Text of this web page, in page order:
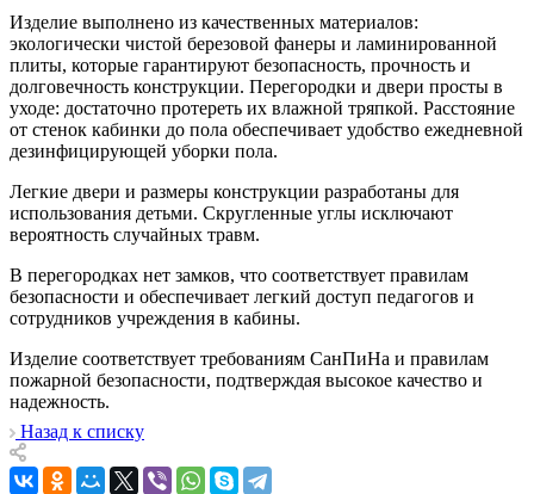
Изделие выполнено из качественных материалов:
экологически чистой березовой фанеры и ламинированной
плиты, которые гарантируют безопасность, прочность и
долговечность конструкции. Перегородки и двери просты в
уходе: достаточно протереть их влажной тряпкой. Расстояние
от стенок кабинки до пола обеспечивает удобство ежедневной
дезинфицирующей уборки пола.
Легкие двери и размеры конструкции разработаны для
использования детьми. Скругленные углы исключают
вероятность случайных травм.
В перегородках нет замков, что соответствует правилам
безопасности и обеспечивает легкий доступ педагогов и
сотрудников учреждения в кабины.
Изделие соответствует требованиям СанПиНа и правилам
пожарной безопасности, подтверждая высокое качество и
надежность.
Назад к списку